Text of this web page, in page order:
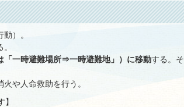
）。
「一時避難場所⇒一時避難地」）に移動する。そ
や人命救助を行う。